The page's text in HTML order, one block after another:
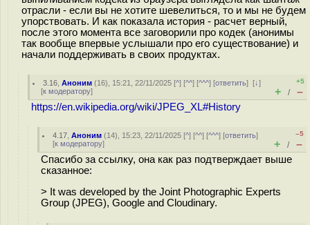
отрасли - если вы не хотите шевелиться, то и мы не будем
упорствовать. И как показала история - расчет верный,
после этого момента все заговорили про кодек (анонимы
так вообще впервые услышали про его существование) и
начали поддерживать в своих продуктах.
3.16 ,Аноним (16), 15:21, 22/11/2025 [^] [^^] [^^^] [ответить][↓]
[к модератору]
+5
+ / –
https://en.wikipedia.org/wiki/JPEG_XL#History
4.17 ,Аноним (14), 15:23, 22/11/2025 [^] [^^] [^^^] [ответить]
[к модератору]
–5
+ / –
Спасибо за ссылку, она как раз подтверждает выше
сказанное:
> It was developed by the Joint Photographic Experts
Group (JPEG), Google and Cloudinary.